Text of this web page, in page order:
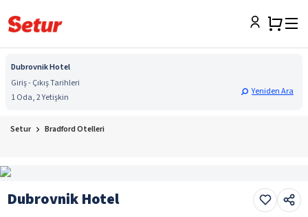
Dubrovnik Hotel
Giriş - Çıkış Tarihleri
1 Oda, 2 Yetişkin
Yeniden Ara
Setur Bradford Otelleri
Dubrovnik Hotel